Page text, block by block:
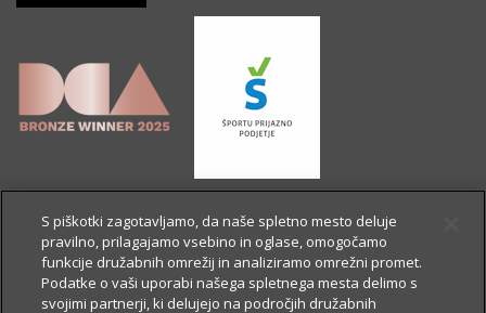
S piškotki zagotavljamo, da naše spletno mesto deluje
pravilno, prilagajamo vsebino in oglase, omogočamo
funkcije družabnih omrežij in analiziramo omrežni promet.
Podatke o vaši uporabi našega spletnega mesta delimo s
svojimi partnerji, ki delujejo na področjih družabnih